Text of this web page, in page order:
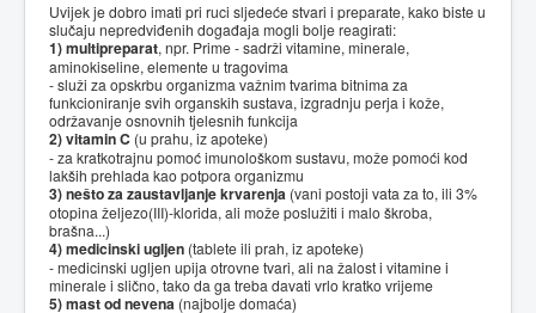
Uvijek je dobro imati pri ruci sljedeće stvari i preparate, kako biste u
slučaju nepredviđenih događaja mogli bolje reagirati:
1) multipreparat, npr. Prime - sadrži vitamine, minerale,
aminokiseline, elemente u tragovima
- služi za opskrbu organizma važnim tvarima bitnima za
funkcioniranje svih organskih sustava, izgradnju perja i kože,
održavanje osnovnih tjelesnih funkcija
2) vitamin C (u prahu, iz apoteke)
- za kratkotrajnu pomoć imunološkom sustavu, može pomoći kod
lakših prehlada kao potpora organizmu
3) nešto za zaustavljanje krvarenja (vani postoji vata za to, ili 3%
otopina željezo(III)-klorida, ali može poslužiti i malo škroba,
brašna...)
4) medicinski ugljen (tablete ili prah, iz apoteke)
- medicinski ugljen upija otrovne tvari, ali na žalost i vitamine i
minerale i slično, tako da ga treba davati vrlo kratko vrijeme
5) mast od nevena (najbolje domaća)